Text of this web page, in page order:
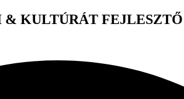
KULTÚRÁT